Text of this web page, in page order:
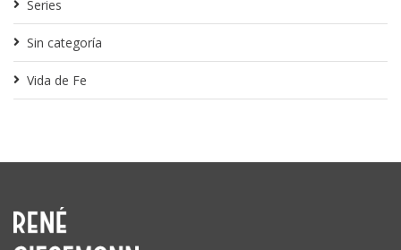
Series
Sin categoría
Vida de Fe